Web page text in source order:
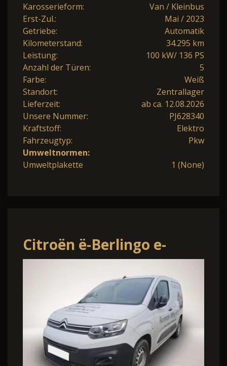
Karosserieform:
Van / Kleinbus
Erst-Zul.:
Mai / 2023
Getriebe:
Automatik
Kilometerstand:
34.295 km
Leistung:
100 kW/ 136 PS
Anzahl der Türen:
5
Farbe:
Weiß
Standort:
Zentrallager
Lieferzeit:
ab ca. 12.08.2026
Unsere Nummer:
PJ628340
Kraftstoff:
Elektro
Fahrzeugtyp:
Pkw
Umweltnormen:
Umweltplakette
1 (None)
Citroën ë-Berlingo e-
Berlingo Kasten Basis L1
11kw PDC Tempomat